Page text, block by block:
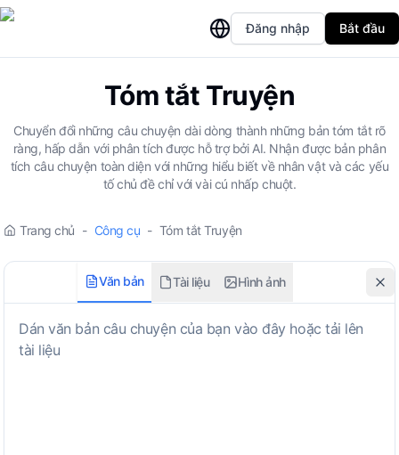
Đăng nhập Bắt đầu
Tóm tắt Truyện
Chuyển đổi những câu chuyện dài dòng thành những bản tóm tắt rõ
ràng, hấp dẫn với phân tích được hỗ trợ bởi AI. Nhận được bản phân
tích câu chuyện toàn diện với những hiểu biết về nhân vật và các yếu
tố chủ đề chỉ với vài cú nhấp chuột.
Trang chủ - Công cụ - Tóm tắt Truyện
Văn bản Tài liệu Hình ảnh